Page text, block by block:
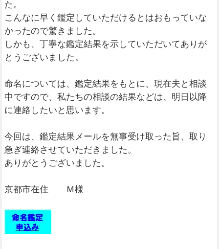
た。
こんなに早く鑑定していただけるとはおもっていな
かったので驚きました。
しかも、丁寧な鑑定結果を示していただいてありが
とうございました。
命名については、鑑定結果をもとに、現在夫と相談
中ですので、私たちの相談の結果などは、明日以降
に連絡したいと思います。
今回は、鑑定結果メールを無事受け取った旨、取り
急ぎ連絡させていただきました。
ありがとうございました。
京都市在住 Ｍ様